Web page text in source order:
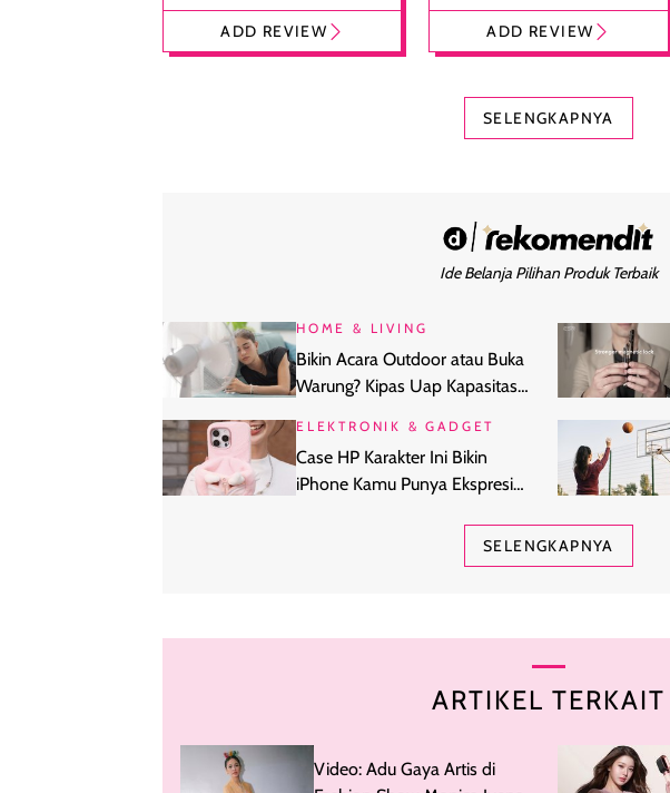
Foundation dan
Concealer 2-in-1
ADD REVIEW
Bibir dengan Aroma
CokelatADD REVIEW
SELENGKAPNYA
Ide Belanja Pilihan Produk Terbaik
HOME & LIVING
Bikin Acara Outdoor atau Buka
Warung? Kipas Uap Kapasitas
ELEKTRONIK & GADGET
Case HP Karakter Ini Bikin
iPhone Kamu Punya Ekspresi
SELENGKAPNYA
ARTIKEL TERKAIT
Video: Adu Gaya Artis di